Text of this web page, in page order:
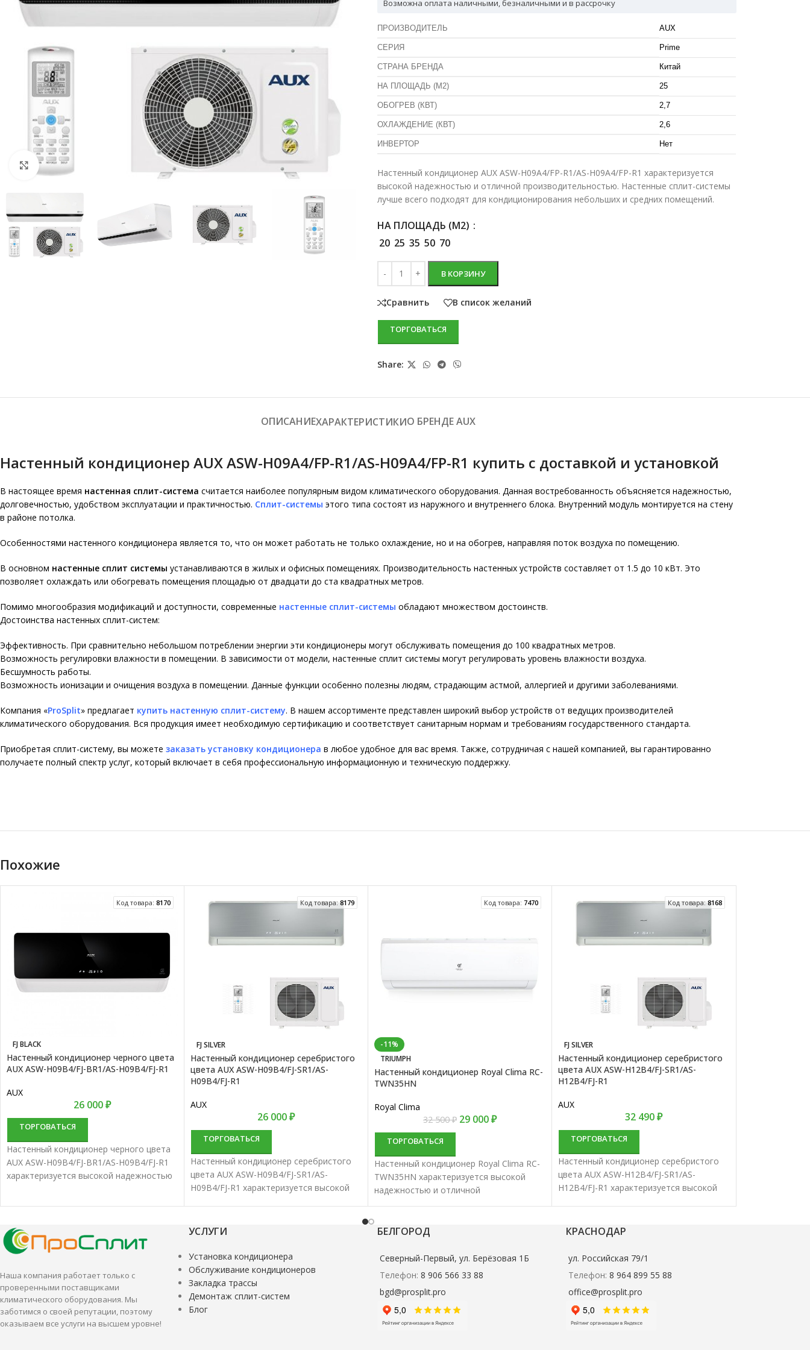
Нажмите, чтобы увеличить
Возможна оплата наличными, безналичными и в рассрочку
ПРОИЗВОДИТЕЛЬ AUX
СЕРИЯ Prime
СТРАНА БРЕНДА Китай
НА ПЛОЩАДЬ (М2) 25
ОБОГРЕВ (КВТ) 2,7
ОХЛАЖДЕНИЕ (КВТ) 2,6
ИНВЕРТОР Нет
Настенный кондиционер AUX ASW-H09A4/FP-R1/AS-H09A4/FP-R1 характеризуется
высокой надежностью и отличной производительностью. Настенные сплит-системы
лучше всего подходят для кондиционирования небольших и средних помещений.
НА ПЛОЩАДЬ (М2)
20 25 35 50 70
В КОРЗИНУ
Сравнить В список желаний
ТОРГОВАТЬСЯ
Share:
ОПИСАНИЕХАРАКТЕРИСТИКИО БРЕНДЕ AUX
Настенный кондиционер AUX ASW-H09A4/FP-R1/AS-H09A4/FP-R1 купить с доставкой и установкой
В настоящее время настенная сплит-система считается наиболее популярным видом климатического оборудования. Данная востребованность объясняется надежностью,
долговечностью, удобством эксплуатации и практичностью. Сплит-системы этого типа состоят из наружного и внутреннего блока. Внутренний модуль монтируется на стену
в районе потолка.
Особенностями настенного кондиционера является то, что он может работать не только охлаждение, но и на обогрев, направляя поток воздуха по помещению.
В основном настенные сплит системы устанавливаются в жилых и офисных помещениях. Производительность настенных устройств составляет от 1.5 до 10 кВт. Это
позволяет охлаждать или обогревать помещения площадью от двадцати до ста квадратных метров.
Помимо многообразия модификаций и доступности, современные настенные сплит-системы обладают множеством достоинств.
Достоинства настенных сплит-систем:
Эффективность. При сравнительно небольшом потреблении энергии эти кондиционеры могут обслуживать помещения до 100 квадратных метров.
Возможность регулировки влажности в помещении. В зависимости от модели, настенные сплит системы могут регулировать уровень влажности воздуха.
Бесшумность работы.
Возможность ионизации и очищения воздуха в помещении. Данные функции особенно полезны людям, страдающим астмой, аллергией и другими заболеваниями.
Компания «ProSplit» предлагает купить настенную сплит-систему. В нашем ассортименте представлен широкий выбор устройств от ведущих производителей
климатического оборудования. Вся продукция имеет необходимую сертификацию и соответствует санитарным нормам и требованиям государственного стандарта.
Приобретая сплит-систему, вы можете заказать установку кондиционера в любое удобное для вас время. Также, сотрудничая с нашей компанией, вы гарантированно
получаете полный спектр услуг, который включает в себя профессиональную информационную и техническую поддержку.
Похожие
Код товара: 8170
FJ BLACK
Настенный кондиционер черного цвета
AUX ASW-H09B4/FJ-BR1/AS-H09B4/FJ-R1
AUX
26 000₽
ТОРГОВАТЬСЯ
Настенный кондиционер черного цвета
AUX ASW-H09B4/FJ-BR1/AS-H09B4/FJ-R1
характеризуется высокой надежностью
небольших и средних помещений.
Код товара:8179
FJ SILVER
Настенный кондиционер серебристого
цвета AUX ASW-H09B4/FJ-SR1/AS-
H09B4/FJ-R1
AUX
26 000₽
ТОРГОВАТЬСЯ
Настенный кондиционер серебристого
цвета AUX ASW-H09B4/FJ-SR1/AS-
H09B4/FJ-R1 характеризуется высокой
сплит-системы лучше всего подходят
средних помещений.
Код товара: 7470
-11%
TRIUMPH
Настенный кондиционер Royal Clima RC-
TWN35HN
Royal Clima
32 500₽ 29 000₽
ТОРГОВАТЬСЯ
Настенный кондиционер Royal Clima RC-
TWN35HN характеризуется высокой
надежностью и отличной
производительностью. Настенные
для кондиционирования небольших и
Код товара:8168
FJ SILVER
Настенный кондиционер серебристого
цвета AUX ASW-H12B4/FJ-SR1/AS-
H12B4/FJ-R1
AUX
32 490₽
ТОРГОВАТЬСЯ
Настенный кондиционер серебристого
цвета AUX ASW-H12B4/FJ-SR1/AS-
H12B4/FJ-R1 характеризуется высокой
сплит-системы лучше всего подходят
для кондиционирования небольших и
средних помещений.
Наша компания работает только с
проверенными поставщиками
климатического оборудования. Мы
заботимся о своей репутации, поэтому
оказываем все услуги на высшем уровне!
УСЛУГИ
Установка кондиционера
Обслуживание кондиционеров
Закладка трассы
Демонтаж сплит-систем
Блог
БЕЛГОРОД
Северный-Первый, ул. Берёзовая 1Б
Телефон: 8 906 566 33 88
bgd@prosplit.pro
КРАСНОДАР
ул. Российская 79/1
Телефон: 8 964 899 55 88
office@prosplit.pro